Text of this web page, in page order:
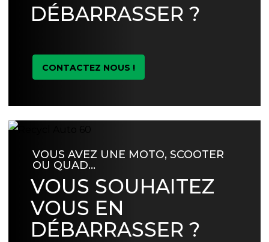
DÉBARRASSER ?
CONTACTEZ NOUS !
VOUS AVEZ UNE MOTO, SCOOTER
OU QUAD…
VOUS SOUHAITEZ
VOUS EN
DÉBARRASSER ?